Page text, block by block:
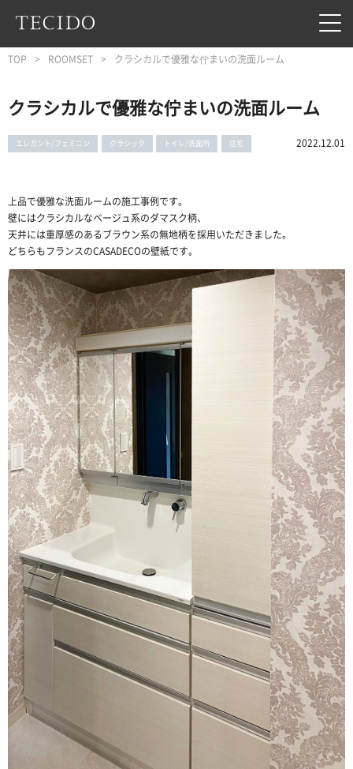
フッターへジャンプ
TOP ROOMSET クラシカルで優雅な佇まいの洗面ルーム
クラシカルで優雅な佇まいの洗面ルーム
エレガント/フェミニン クラシック トイレ/洗面所 住宅 2022.12.01
上品で優雅な洗面ルームの施工事例です。
壁にはクラシカルなベージュ系のダマスク柄、
天井には重厚感のあるブラウン系の無地柄を採用いただきました。
どちらもフランスのCASADECOの壁紙です。